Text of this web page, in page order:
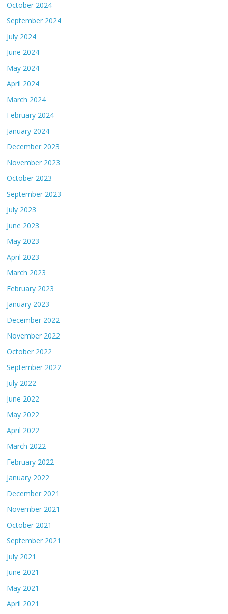
October 2024
September 2024
July 2024
June 2024
May 2024
April 2024
March 2024
February 2024
January 2024
December 2023
November 2023
October 2023
September 2023
July 2023
June 2023
May 2023
April 2023
March 2023
February 2023
January 2023
December 2022
November 2022
October 2022
September 2022
July 2022
June 2022
May 2022
April 2022
March 2022
February 2022
January 2022
December 2021
November 2021
October 2021
September 2021
July 2021
June 2021
May 2021
April 2021